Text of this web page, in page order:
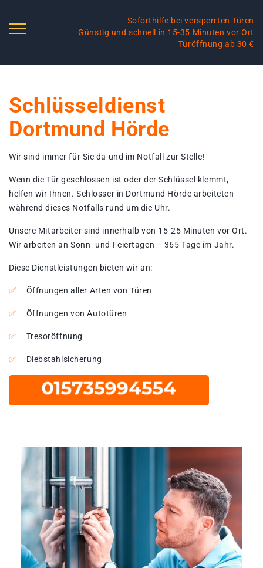
Soforthilfe bei versperrten Türen
Günstig und schnell in 15-35 Minuten vor Ort
Türöffnung ab 30 €
Schlüsseldienst
Dortmund Hörde
Wir sind immer für Sie da und im Notfall zur Stelle!
Wenn die Tür geschlossen ist oder der Schlüssel klemmt,
helfen wir Ihnen. Schlosser in Dortmund Hörde arbeiteten
während dieses Notfalls rund um die Uhr.
Unsere Mitarbeiter sind innerhalb von 15-25 Minuten vor Ort.
Wir arbeiten an Sonn- und Feiertagen – 365 Tage im Jahr.
Diese Dienstleistungen bieten wir an:
Öffnungen aller Arten von Türen
Öffnungen von Autotüren
Tresoröffnung
Diebstahlsicherung